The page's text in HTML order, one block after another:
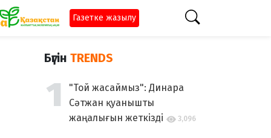
Газетке жазылу
Бүгін TRENDS
"Той жасаймыз": Динара
Сәтжан қуанышты
жаңалығын жеткізді
3,096